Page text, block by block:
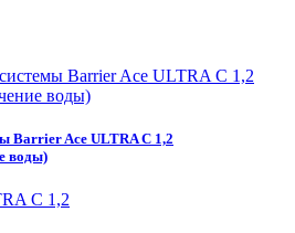
Barrier Ace ULTRA C 1,2
воды)
C 1,2